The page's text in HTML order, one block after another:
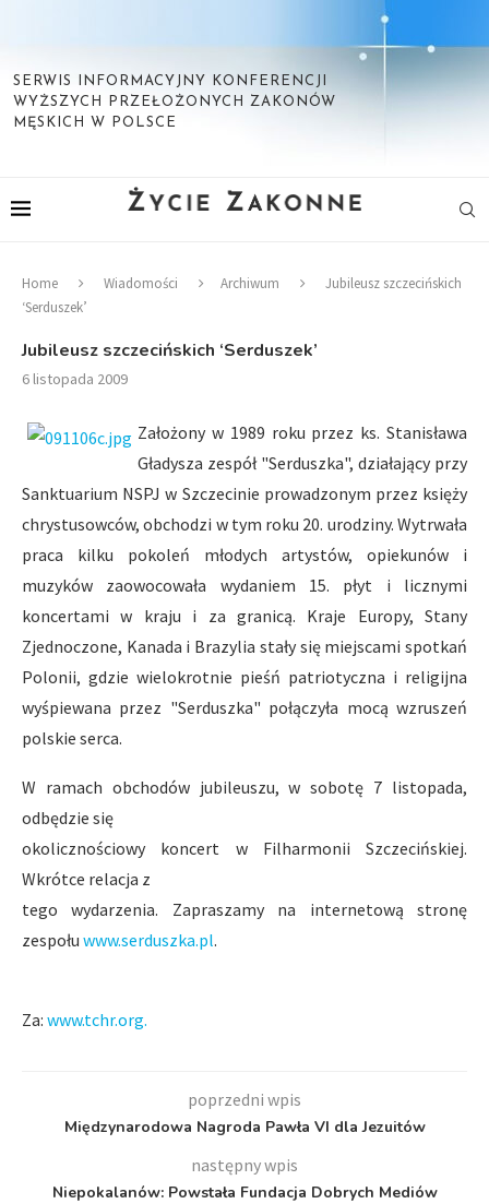
SERWIS INFORMACYJNY KONFERENCJI
WYŻSZYCH PRZEŁOŻONYCH ZAKONÓW
MĘSKICH W POLSCE
Home Wiadomości Archiwum
Jubileusz szczecińskich
‘Serduszek’
Jubileusz szczecińskich ‘Serduszek’
6 listopada 2009
Założony w 1989 roku przez ks. Stanisława
Gładysza zespół "Serduszka", działający przy
Sanktuarium NSPJ w Szczecinie prowadzonym przez księży
chrystusowców, obchodzi w tym roku 20. urodziny. Wytrwała
praca kilku pokoleń młodych artystów, opiekunów i
muzyków zaowocowała wydaniem 15. płyt i licznymi
koncertami w kraju i za granicą. Kraje Europy, Stany
Zjednoczone, Kanada i Brazylia stały się miejscami spotkań
Polonii, gdzie wielokrotnie pieśń patriotyczna i religijna
wyśpiewana przez "Serduszka" połączyła mocą wzruszeń
polskie serca.
W ramach obchodów jubileuszu, w sobotę 7 listopada,
odbędzie się
okolicznościowy koncert w Filharmonii Szczecińskiej.
Wkrótce relacja z
tego wydarzenia. Zapraszamy na internetową stronę
zespołu www.serduszka.pl.
Za: www.tchr.org.
poprzedni wpis
Międzynarodowa Nagroda Pawła VI dla Jezuitów
następny wpis
Niepokalanów: Powstała Fundacja Dobrych Mediów